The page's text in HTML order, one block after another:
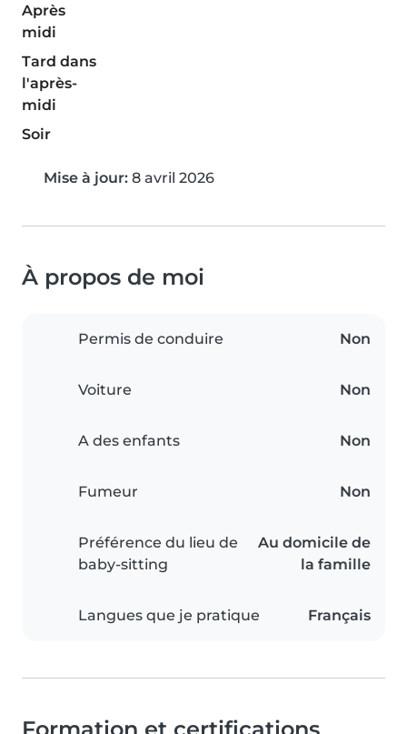
Après
midi
Tard dans
l'après-
midi
Soir
Mise à jour: 8 avril 2026
À propos de moi
Permis de conduire Non
Voiture Non
A des enfants Non
Fumeur Non
Préférence du lieu de
baby-sitting
Au domicile de
la famille
Langues que je pratique Français